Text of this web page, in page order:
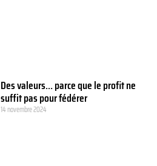
Des valeurs… parce que le profit ne
suffit pas pour fédérer
14 novembre 2024